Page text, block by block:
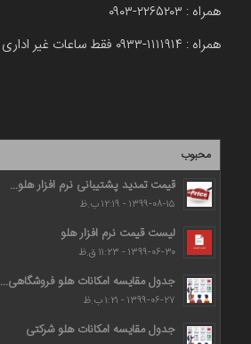
همراه : ۲۲۶۵۲۰۳-۰۹۰۳
همراه : ۱۱۱۱۹۱۴-۰۹۳۳ فقط ساعات غیر اداری
محبوب
قیمت تمدید پشتیبانی نرم افزار هلو...
۱۳۹۹-۰۸-۱۵ - ۱۲:۱۹ ب.ظ
لیست قیمت نرم افزار هلو
۱۳۹۹-۰۶-۳۰ - ۱۱:۲۳ ق.ظ
جدول مقایسه امکانات هلو فروشگاهی...
۱۳۹۹-۰۶-۲۷ - ۱:۲۱ ب.ظ
جدول مقایسه امکانات هلو شرکتی